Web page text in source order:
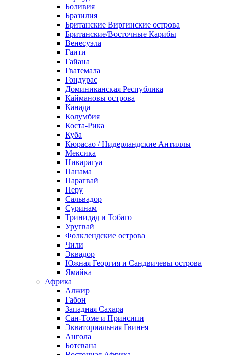
Боливия
Бразилия
Британские Виргинские острова
Британские/Восточные Карибы
Венесуэла
Гаити
Гайана
Гватемала
Гондурас
Доминиканская Республика
Каймановы острова
Канада
Колумбия
Коста-Рика
Куба
Кюрасао / Нидерландские Антиллы
Мексика
Никарагуа
Панама
Парагвай
Перу
Сальвадор
Суринам
Тринидад и Тобаго
Уругвай
Фолклендские острова
Чили
Эквадор
Южная Георгия и Сандвичевы острова
Ямайка
Африка
Алжир
Габон
Западная Сахара
Сан-Томе и Принсипи
Экваториальная Гвинея
Ангола
Ботсвана